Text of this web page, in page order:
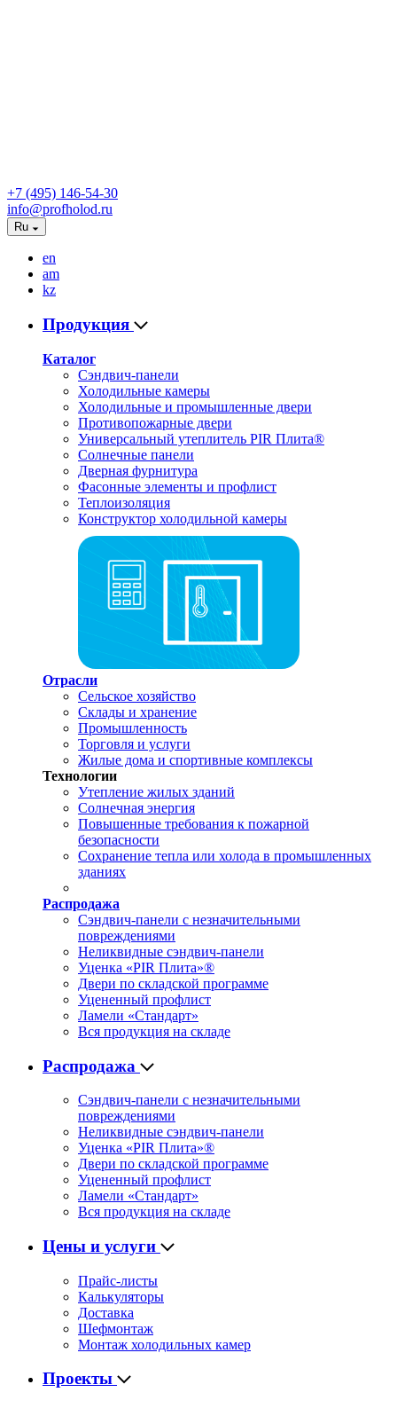
+7 (495) 146-54-30
info@profholod.ru
Ru
en
am
kz
Продукция
Каталог
Сэндвич-панели
Холодильные камеры
Холодильные и промышленные двери
Противопожарные двери
Универсальный утеплитель PIR Плита®
Солнечные панели
Дверная фурнитура
Фасонные элементы и профлист
Теплоизоляция
Конструктор холодильной камеры
Отрасли
Сельское хозяйство
Склады и хранение
Промышленность
Торговля и услуги
Жилые дома и спортивные комплексы
Технологии
Утепление жилых зданий
Солнечная энергия
Повышенные требования к пожарной
безопасности
Сохранение тепла или холода в промышленных
зданиях
Распродажа
Сэндвич-панели с незначительными
повреждениями
Неликвидные сэндвич-панели
Уценка «PIR Плита»®
Двери по складской программе
Уцененный профлист
Ламели «Стандарт»
Вся продукция на складе
Распродажа
Сэндвич-панели с незначительными
повреждениями
Неликвидные сэндвич-панели
Уценка «PIR Плита»®
Двери по складской программе
Уцененный профлист
Ламели «Стандарт»
Вся продукция на складе
Цены и услуги
Прайс-листы
Калькуляторы
Доставка
Шефмонтаж
Монтаж холодильных камер
Проекты